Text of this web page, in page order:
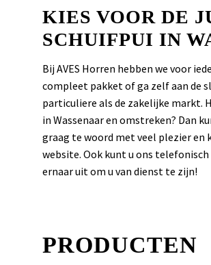
KIES VOOR DE
SCHUIFPUI IN
Bij AVES Horren hebben we voor
compleet pakket of ga zelf aan de
particuliere als de zakelijke markt.
in Wassenaar en omstreken? Dan
graag te woord met veel plezier en
website. Ook kunt u ons
ernaar uit om u van dienst te zijn!
PRODUCTEN